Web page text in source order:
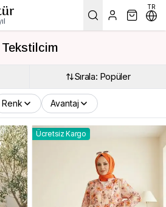
TR
Tekstilcim
Sırala: Popüler
Renk Avantaj
Ücretsiz Kargo